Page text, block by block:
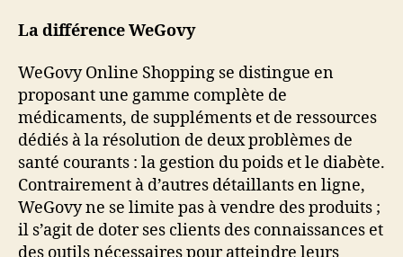
La différence WeGovy
WeGovy Online Shopping se distingue en
proposant une gamme complète de
médicaments, de suppléments et de ressources
dédiés à la résolution de deux problèmes de
santé courants : la gestion du poids et le diabète.
Contrairement à d’autres détaillants en ligne,
WeGovy ne se limite pas à vendre des produits ;
il s’agit de doter ses clients des connaissances et